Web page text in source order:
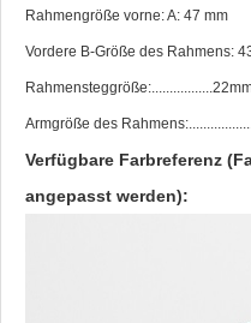
Rahmengröße vorne: A: 47 mm
Vordere B-Größe des Rahmens:
Armgröße des
Verfügbare Farbreferenz
angepasst werden):